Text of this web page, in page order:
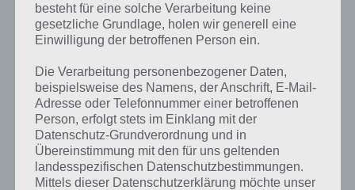
besteht für eine solche Verarbeitung keine
gesetzliche Grundlage, holen wir generell eine
Einwilligung der betroffenen Person ein.
Die Verarbeitung personenbezogener Daten,
beispielsweise des Namens, der Anschrift, E-Mail-
Adresse oder Telefonnummer einer betroffenen
Person, erfolgt stets im Einklang mit der
Datenschutz-Grundverordnung und in
Übereinstimmung mit den für uns geltenden
landesspezifischen Datenschutzbestimmungen.
Mittels dieser Datenschutzerklärung möchte unser